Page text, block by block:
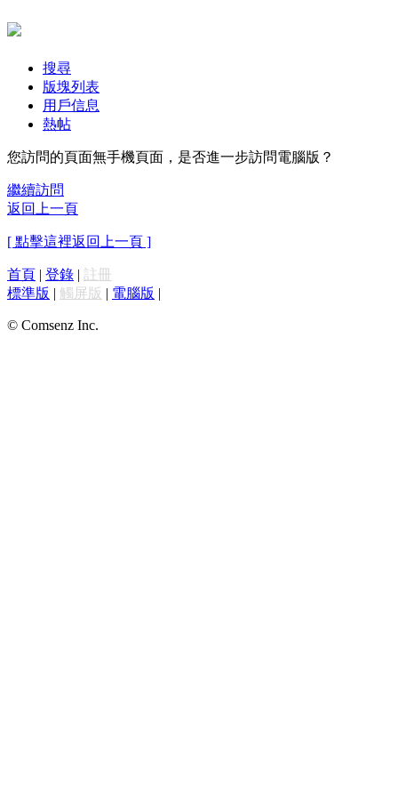
搜尋
版塊列表
用戶信息
熱帖
您訪問的頁面無手機頁面，是否進一步訪問電腦版？
繼續訪問
返回上一頁
[ 點擊這裡返回上一頁 ]
首頁 | 登錄 | 註冊
標準版 | 觸屏版 | 電腦版 |
© Comsenz Inc.